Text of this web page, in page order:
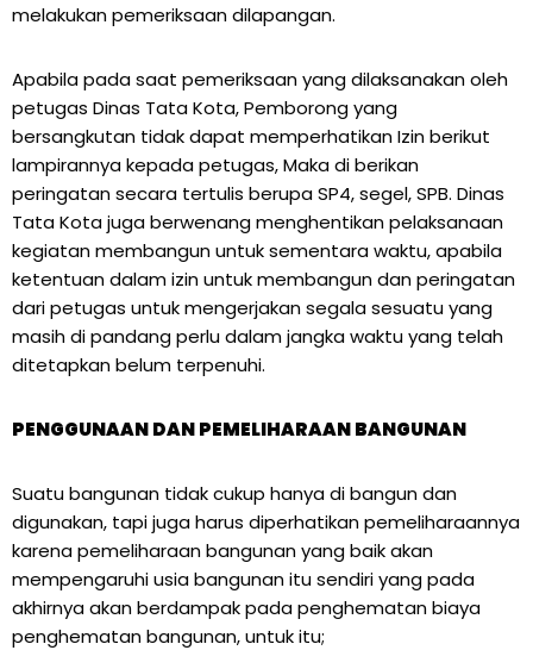
melakukan pemeriksaan dilapangan.
Apabila pada saat pemeriksaan yang dilaksanakan oleh
petugas Dinas Tata Kota, Pemborong yang
bersangkutan tidak dapat memperhatikan Izin berikut
lampirannya kepada petugas, Maka di berikan
peringatan secara tertulis berupa SP4, segel, SPB. Dinas
Tata Kota juga berwenang menghentikan pelaksanaan
kegiatan membangun untuk sementara waktu, apabila
ketentuan dalam izin untuk membangun dan peringatan
dari petugas untuk mengerjakan segala sesuatu yang
masih di pandang perlu dalam jangka waktu yang telah
ditetapkan belum terpenuhi.
PENGGUNAAN DAN PEMELIHARAAN BANGUNAN
Suatu bangunan tidak cukup hanya di bangun dan
digunakan, tapi juga harus diperhatikan pemeliharaannya
karena pemeliharaan bangunan yang baik akan
mempengaruhi usia bangunan itu sendiri yang pada
akhirnya akan berdampak pada penghematan biaya
penghematan bangunan, untuk itu;